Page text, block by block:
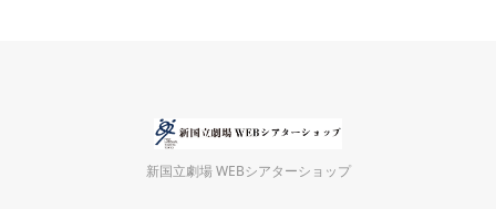
新国立劇場 WEBシアターショップ